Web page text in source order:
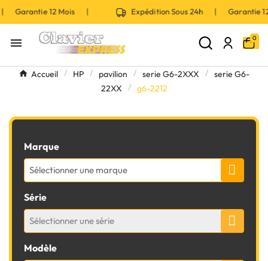
| Garantie 12 Mois | Expédition Sous 24h | Garantie
 0
Accueil HP pavilion serie G6-2XXX
serie G6-
22XX
g6-2212
Marque
Sélectionner une marque
Série
Sélectionner une série
Modèle